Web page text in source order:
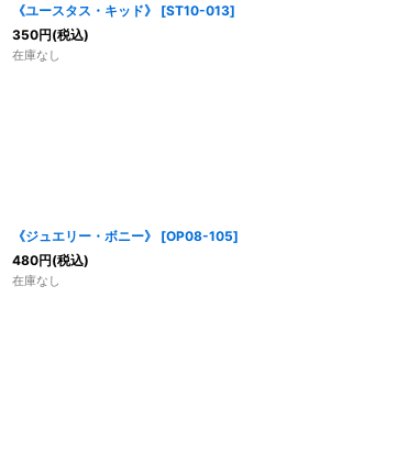
《ユースタス・キッド》 [ST10-013]
350円(税込)
在庫なし
《ジュエリー・ボニー》 [OP08-105]
480円(税込)
在庫なし